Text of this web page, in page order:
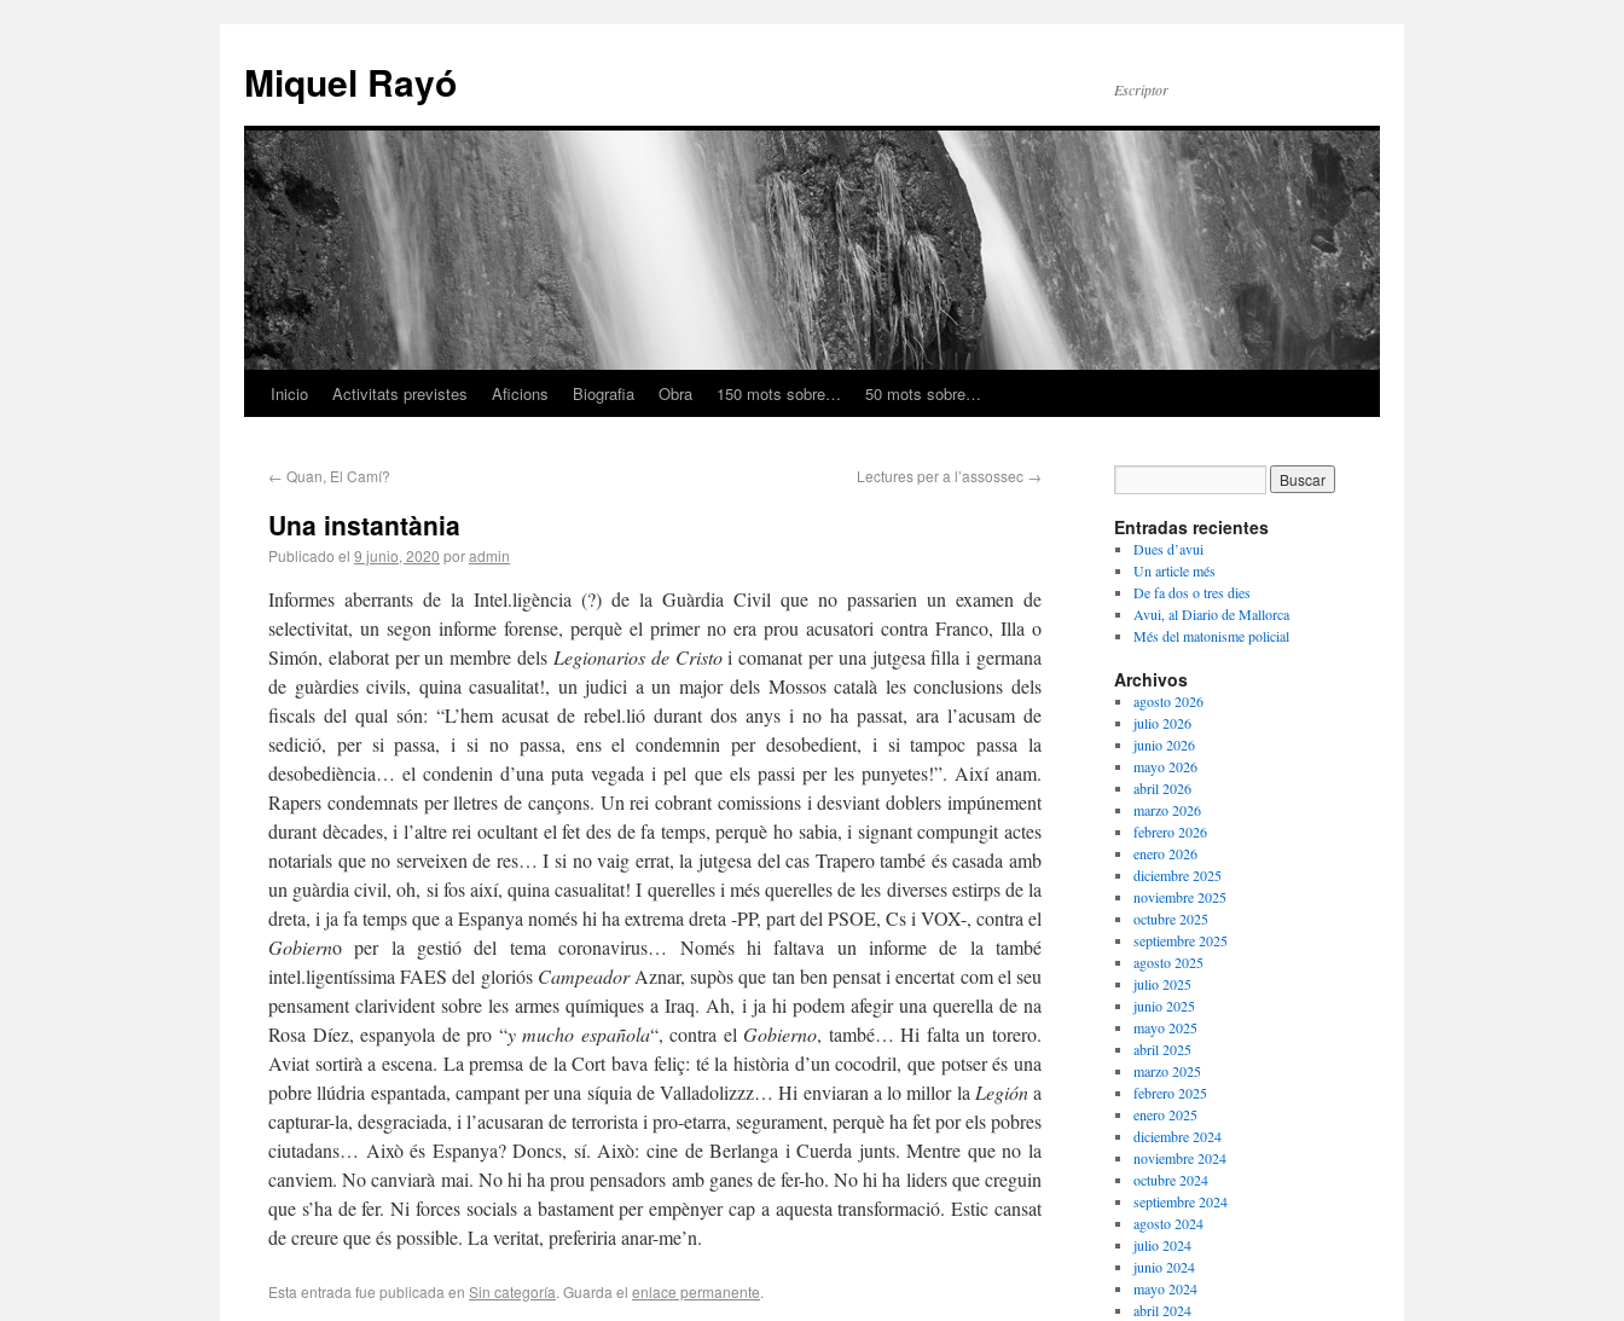
Miquel Rayó Escriptor
Inicio Activitats previstes Aficions Biografia Obra 150 mots sobre… 50 mots sobre…
← Quan, El Camí? Lectures per a l’assossec →
Una instantània
Publicado el 9 junio, 2020 poradmin
Informes aberrants de la Intel.ligència (?) de la Guàrdia Civil que no passarien un examen de
selectivitat, un segon informe forense, perquè el primer no era prou acusatori contra Franco, Illa o
Simón, elaborat per un membre dels Legionarios de Cristoi comanat per una jutgesa filla i germana
de guàrdies civils, quina casualitat!, un judici a un major dels Mossos català les conclusions dels
fiscals del qual són: “L’hem acusat de rebel.lió durant dos anys i no ha passat, ara l’acusam de
sedició, per si passa, i si no passa, ens el condemnin per desobedient, i si tampoc passa la
desobediència… el condenin d’una puta vegada i pel que els passi per les punyetes!”. Així anam.
Rapers condemnats per lletres de cançons. Un rei cobrant comissions i desviant doblers impúnement
durant dècades, i l’altre rei ocultant el fet des de fa temps, perquè ho sabia, i signant compungit actes
notarials que no serveixen de res… I si no vaig errat, la jutgesa del cas Trapero també és casada amb
un guàrdia civil, oh, si fos així, quina casualitat! I querelles i més querelles de les diverses estirps de la
dreta, i ja fa temps que a Espanya només hi ha extrema dreta -PP, part del PSOE, Cs i VOX-, contra el
Gobierno per la gestió del tema coronavirus… Només hi faltava un informe de la també
intel.ligentíssima FAES del gloriós CampeadorAznar, supòs que tan ben pensat i encertat com el seu
pensament clarivident sobre les armes químiques a Iraq. Ah, i ja hi podem afegir una querella de na
Rosa Díez, espanyola de pro “y mucho española“, contra elGobierno, també… Hi falta un torero.
Aviat sortirà a escena. La premsa de la Cort bava feliç: té la història d’un cocodril, que potser és una
pobre llúdria espantada, campant per una síquia de Valladolizzz… Hi enviaran a lo millor la Legióna
capturar-la, desgraciada, i l’acusaran de terrorista i pro-etarra, segurament, perquè ha fet por els pobres
ciutadans… Això és Espanya? Doncs, sí. Això: cine de Berlanga i Cuerda junts. Mentre que no la
canviem. No canviarà mai. No hi ha prou pensadors amb ganes de fer-ho. No hi ha liders que creguin
que s’ha de fer. Ni forces socials a bastament per empènyer cap a aquesta transformació. Estic cansat
de creure que és possible. La veritat, preferiria anar-me’n.
Esta entrada fue publicada en Sin categoría. Guarda el enlace permanente.
Entradas recientes
Dues d’avui
Un article més
De fa dos o tres dies
Avui, al Diario de Mallorca
Més del matonisme policial
Archivos
agosto 2026
julio 2026
junio 2026
mayo 2026
abril 2026
marzo 2026
febrero 2026
enero 2026
diciembre 2025
noviembre 2025
octubre 2025
septiembre 2025
agosto 2025
julio 2025
junio 2025
mayo 2025
abril 2025
marzo 2025
febrero 2025
enero 2025
diciembre 2024
noviembre 2024
octubre 2024
septiembre 2024
agosto 2024
julio 2024
junio 2024
mayo 2024
abril 2024